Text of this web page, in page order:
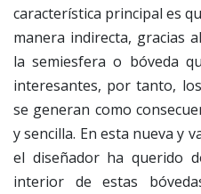
característica principal es
manera indirecta, gracias
la semiesfera o bóveda
interesantes, por tanto,
se generan como
y sencilla. En esta nueva y
el diseñador ha querido
interior de estas